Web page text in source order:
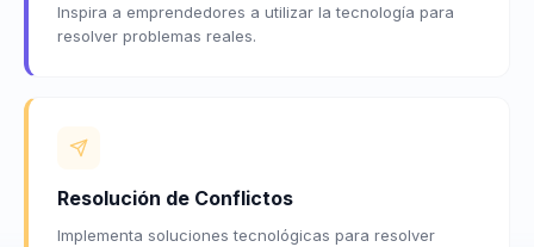
Inspira a emprendedores a utilizar la tecnología para
resolver problemas reales.
Resolución de Conflictos
Implementa soluciones tecnológicas para resolver